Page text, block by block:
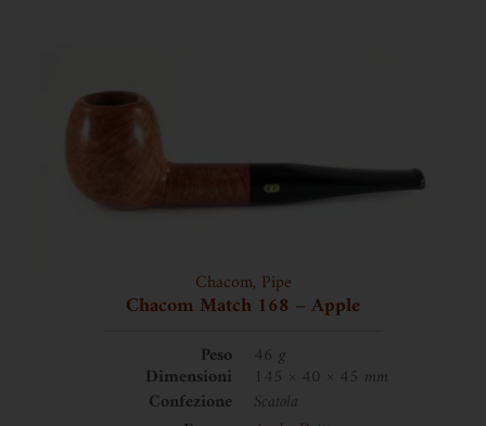
Chacom, Pipe
Chacom Match 168 – Apple
Peso 46 g
Dimensioni
145 × 40 × 45 mm
Confezione
Scatola